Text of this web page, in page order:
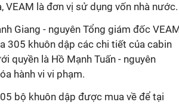
VEAM là đơn vị sử dụng vốn nhà nước.
Giang - nguyên Tổng giám đốc
305 khuôn dập các chi tiết của cabin
quyền là Hồ Mạnh Tuấn - nguyên
hành vi vi phạm.
bộ khuôn dập được mua về để tại